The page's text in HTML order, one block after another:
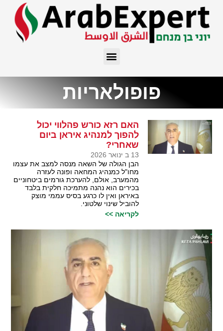
פופולאריות
האם רזא כורש פהלווי יכול
להפוך למנהיג איראן ביום
שאחרי?
13 ב ינואר 2026
הבן הגולה של השאה מנסה למצב את עצמו
מחו"ל כמנהיג המחאה ופונה לעזרה
מהמערב, אולם, להערכת גורמים ביטחוניים
בכירים הוא נהנה מתמיכה חלקית בלבד
באיראן ואין לו כרגע בסיס עממי מוצק
להוביל שינוי שלטוני.
לקריאה >>